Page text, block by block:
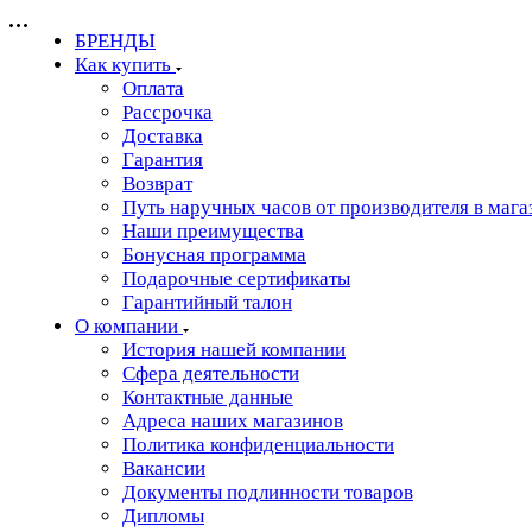
БРЕНДЫ
Как купить
Оплата
Рассрочка
Доставка
Гарантия
Возврат
Путь наручных часов от производителя в
Наши преимущества
Бонусная программа
Подарочные сертификаты
Гарантийный талон
О компании
История нашей компании
Сфера деятельности
Контактные данные
Адреса наших магазинов
Политика конфиденциальности
Вакансии
Документы подлинности товаров
Дипломы